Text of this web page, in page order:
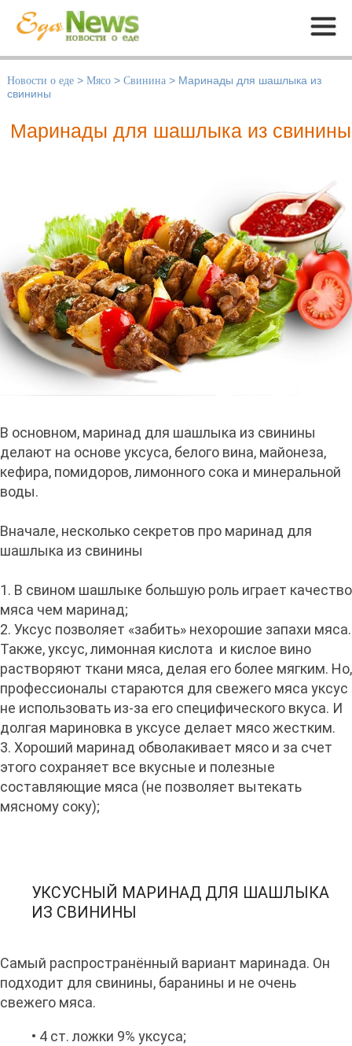
Меню
Новости о еде > Мясо > Свинина > Маринады для шашлыка из
свинины
Маринады для шашлыка из свинины
В основном, маринад для шашлыка из свинины
делают на основе уксуса, белого вина, майонеза,
кефира, помидоров, лимонного сока и минеральной
воды.
Вначале, несколько секретов про маринад для
шашлыка из свинины
1. В свином шашлыке большую роль играет качество
мяса чем маринад;
2. Уксус позволяет «забить» нехорошие запахи мяса.
Также, уксус, лимонная кислота и кислое вино
растворяют ткани мяса, делая его более мягким. Но,
профессионалы стараются для свежего мяса уксус
не использовать из-за его специфического вкуса. И
долгая мариновка в уксусе делает мясо жестким.
3. Хороший маринад обволакивает мясо и за счет
этого сохраняет все вкусные и полезные
составляющие мяса (не позволяет вытекать
мясному соку);
УКСУСНЫЙ МАРИНАД ДЛЯ ШАШЛЫКА
ИЗ СВИНИНЫ
Самый распространённый вариант маринада. Он
подходит для свинины, баранины и не очень
свежего мяса.
• 4 ст. ложки 9% уксуса;